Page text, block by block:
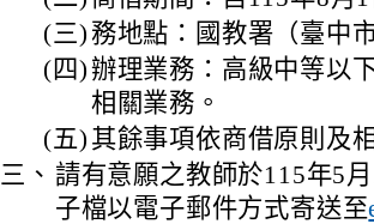
(三) 務地點：國教署（臺中
(四)辦理業務：高級中等以
相關業務。
(五) 其餘事項依商借原則及
三、 請有意願之教師於115年5
子檔以電子郵件方式寄送至